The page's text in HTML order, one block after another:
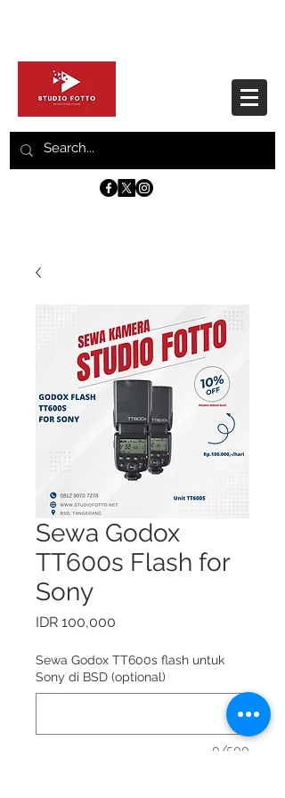
Sewa Godox
TT600s Flash for
Sony
IDR 100,000
Sewa Godox TT600s flash untuk
Sony di BSD (optional)
0/500